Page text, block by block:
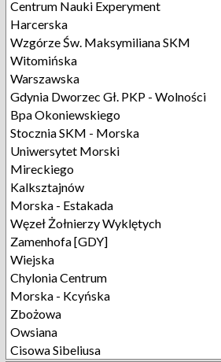
Centrum Nauki Experyment
Harcerska
Wzgórze Św. Maksymiliana SKM
Witomińska
Warszawska
Gdynia Dworzec Gł. PKP - Wolności
Bpa Okoniewskiego
Stocznia SKM - Morska
Uniwersytet Morski
Mireckiego
Kalksztajnów
Morska - Estakada
Węzeł Żołnierzy Wyklętych
Zamenhofa [GDY]
Wiejska
Chylonia Centrum
Morska - Kcyńska
Zbożowa
Owsiana
Cisowa Sibeliusa